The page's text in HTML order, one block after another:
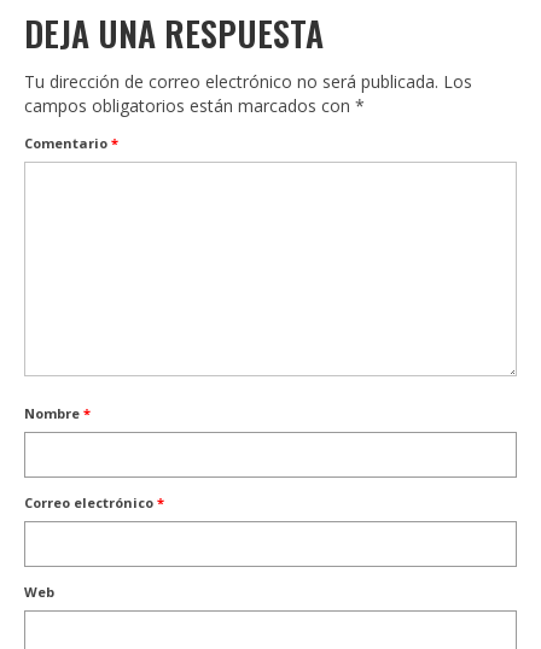
DEJA UNA RESPUESTA
Tu dirección de correo electrónico no será publicada. Los
campos obligatorios están marcados con *
Comentario *
Nombre *
Correo electrónico *
Web